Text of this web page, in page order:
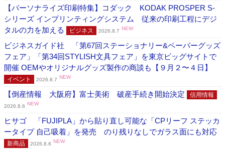
【パーソナライズ印刷特集】コダック KODAK PROSPER S-
シリーズ インプリンティングシステム 従来の印刷工程にデジ
タルの力を加える
ビジネス 2026.8.7 NEW
ビジネスガイド社 「第67回ステーショナリー&ペーパーグッズ
フェア」「第34回STYLISH文具フェア」を東京ビッグサイトで
開催 OEMやオリジナルグッズ製作の商談も【９月２〜４日】
イベント 2026.8.7 NEW
【倒産情報 大阪府】富士美術 破産手続き開始決定 信用情報
2026.8.6 NEW
ヒサゴ 「FUJIPLA」から貼り直し可能な「CPリーフ ステッカ
ータイプ 自己吸着」を発売 のり残りなしでガラス面にも対応
新商品 2026.8.6 NEW